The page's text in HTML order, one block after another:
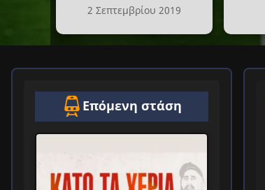
2 Σεπτεμβρίου 2019
Επόμενη στάση